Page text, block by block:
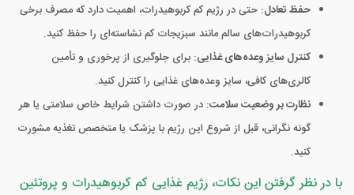
حفظ تعادل: حتی در رژیم کم کربوهیدرات، اهمیت دارد که مصرف برخی
کربوهیدرات‌های سالم مانند سبزیجات کم نشاسته‌ای را حفظ کنید.
کنترل سایز وعده‌های غذایی: برای جلوگیری از پرخوری و تأمین
کالری‌های کافی، سایز وعده‌های غذایی را کنترل کنید.
نظارت بر وضعیت سلامت: در صورت داشتن شرایط خاص سلامتی یا هر
گونه نگرانی، قبل از شروع این رژیم با پزشک یا متخصص تغذیه مشورت
کنید.
با در نظر گرفتن این نکات، رژیم غذایی کم کربوهیدرات و پروتئین